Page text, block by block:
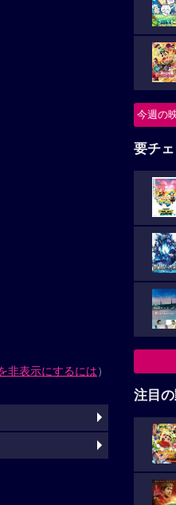
非表示にするには）
今週の
要チ
注目